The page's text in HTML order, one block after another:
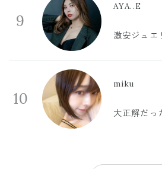
9
AYA..E
激安ジュエ
10
miku
大正解だっ